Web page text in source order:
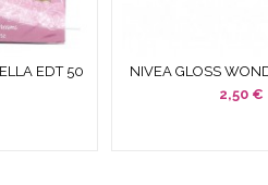
EDT 50
NIVEA GLOSS
CHERRY2,50 €